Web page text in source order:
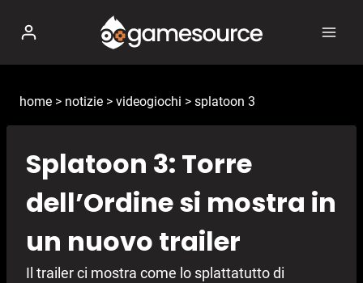
contenuto
home > notizie > videogiochi > splatoon 3
Splatoon 3: Torre
dell’Ordine si mostra in
un nuovo trailer
Il trailer ci mostra come lo splattatutto di